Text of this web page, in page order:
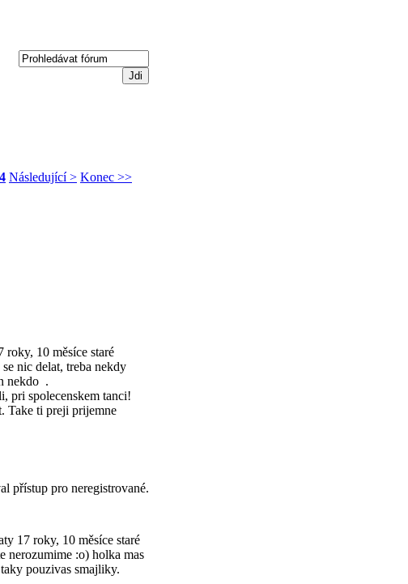
4 Následující > Konec >>
roky, 10 měsíce staré
nic delat, treba nekdy
nekdo .
pri spolecenskem tanci!
Take ti preji prijemne
přístup pro neregistrované.
17 roky, 10 měsíce staré
nerozumime :o) holka mas
pouzivas smajliky.